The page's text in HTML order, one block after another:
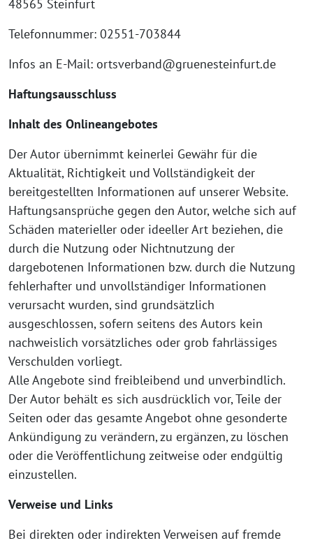
48565 Steinfurt
Telefonnummer: 02551-703844
Infos an E-Mail: ortsverband@gruenesteinfurt.de
Haftungsausschluss
Inhalt des Onlineangebotes
Der Autor übernimmt keinerlei Gewähr für die
Aktualität, Richtigkeit und Vollständigkeit der
bereitgestellten Informationen auf unserer Website.
Haftungsansprüche gegen den Autor, welche sich auf
Schäden materieller oder ideeller Art beziehen, die
durch die Nutzung oder Nichtnutzung der
dargebotenen Informationen bzw. durch die Nutzung
fehlerhafter und unvollständiger Informationen
verursacht wurden, sind grundsätzlich
ausgeschlossen, sofern seitens des Autors kein
nachweislich vorsätzliches oder grob fahrlässiges
Verschulden vorliegt.
Alle Angebote sind freibleibend und unverbindlich.
Der Autor behält es sich ausdrücklich vor, Teile der
Seiten oder das gesamte Angebot ohne gesonderte
Ankündigung zu verändern, zu ergänzen, zu löschen
oder die Veröffentlichung zeitweise oder endgültig
einzustellen.
Verweise und Links
Bei direkten oder indirekten Verweisen auf fremde